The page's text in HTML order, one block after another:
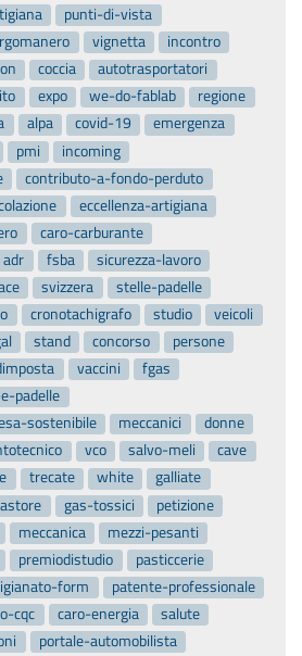
punti-di-vista
vignetta
incontro
coccia
autotrasportatori
expo we-do-fablab
regione
alpa covid-19
emergenza
pmi
incoming
contributo-a-fondo-perduto
eccellenza-artigiana
caro-carburante
adr fsba
sicurezza-lavoro
svizzera
stelle-padelle
cronotachigrafo studio
veicoli
stand concorso
persone
vaccini
fgas
padelle
sostenibile
meccanici
donne
vco salvo-meli
cave
trecate white
galliate
gas-tossici
petizione
meccanica
mezzi-pesanti
premiodistudio
pasticcerie
form
patente-professionale
cqc caro-energia
salute
portale-automobilista